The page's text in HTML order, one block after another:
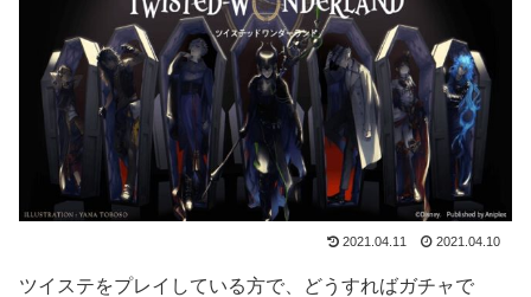
2021.04.11 2021.04.10
ツイステをプレイしている方で、どうすればガチャで